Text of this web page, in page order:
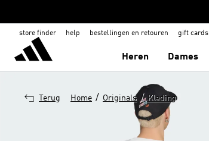
store finder help bestellingen en retouren gift cards
Heren Dames
Terug Home / Originals / Kleding